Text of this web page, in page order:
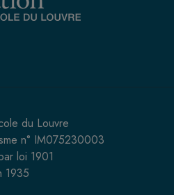
du Louvre
n° IM075230003
loi 1901
1935